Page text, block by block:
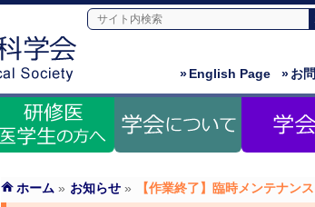
»お
»English Page
ホーム » お知らせ » 【作業終了】臨時メンテナン